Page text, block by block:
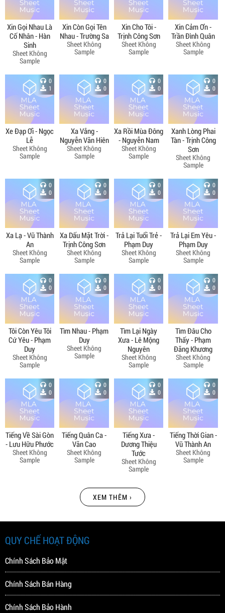
Xin Gọi Nhau Là
Cố Nhân - Hàn
Sinh
Sheet Không
Sample
Xin Còn Gọi Tên
Nhau - Trường Sa
Sheet Không
Sample
Xin Cho Tôi -
Trịnh Công Sơn
Sheet Không
Sample
Xin Cảm Ơn -
Trần Đình Quân
Sheet Không
Sample
0
1
Xe Đạp Ơi - Ngọc
Lễ
Sheet Không
Sample
0
0
Xa Vắng -
Nguyễn Văn Hiên
Sheet Không
Sample
0
0
Xa Rồi Mùa Đông
- Nguyễn Nam
Sheet Không
Sample
0
0
Xanh Lòng Phai
Tàn - Trịnh Công
Sơn
Sheet Không
Sample
0
0
Xa Lạ - Vũ Thành
An
Sheet Không
Sample
0
0
Xa Dấu Mặt Trời -
Trịnh Công Sơn
Sheet Không
Sample
0
0
Trả Lại Tuổi Trẻ -
Phạm Duy
Sheet Không
Sample
0
0
Trả Lại Em Yêu -
Phạm Duy
Sheet Không
Sample
0
0
Tôi Còn Yêu Tôi
Cứ Yêu - Phạm
Duy
Sheet Không
Sample
0
0
Tìm Nhau - Phạm
Duy
Sheet Không
Sample
0
0
Tìm Lại Ngày
Xưa - Lê Mộng
Nguyên
Sheet Không
Sample
0
0
Tìm Đâu Cho
Thấy - Phạm
Đăng Khương
Sheet Không
Sample
0
0
Tiếng Về Sài Gòn
- Lưu Hữu Phước
Sheet Không
Sample
0
0
Tiếng Quân Ca -
Văn Cao
Sheet Không
Sample
0
0
Tiếng Xưa -
Dương Thiệu
Tước
Sheet Không
Sample
0
0
Tiếng Thời Gian -
Vũ Thành An
Sheet Không
Sample
XEM THÊM ›
QUY CHẾ HOẠT ĐỘNG
Chính Sách Bảo Mật
Chính Sách Bán Hàng
Chính Sách Bảo Hành